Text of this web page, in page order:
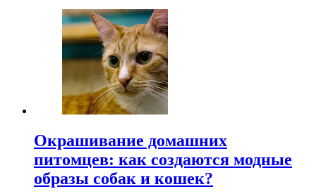
Окрашивание домашних
питомцев: как создаются модные
образы собак и кошек?